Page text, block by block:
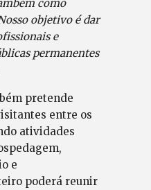
como
objetivo é dar
e
permanentes
pretende
entre os
atividades
e
poderá reunir